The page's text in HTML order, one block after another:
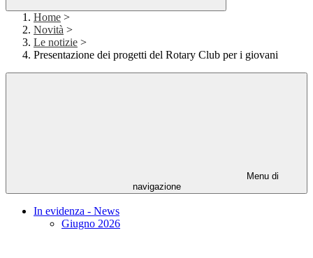
Home >
Novità >
Le notizie >
Presentazione dei progetti del Rotary Club per i giovani
Menu di
navigazione
In evidenza - News
Giugno 2026